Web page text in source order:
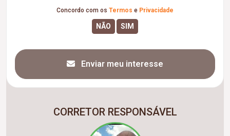
Concordo com os Termos e Privacidade
Enviar meu interesse
CORRETOR RESPONSÁVEL